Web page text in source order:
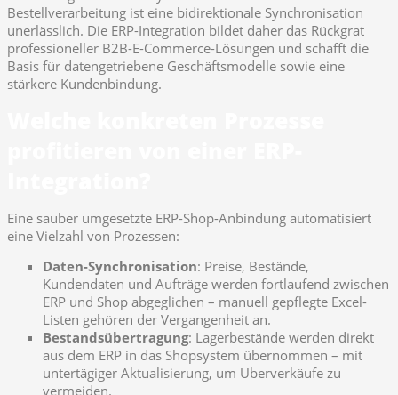
Bestellverarbeitung ist eine bidirektionale Synchronisation
unerlässlich. Die ERP-Integration bildet daher das Rückgrat
professioneller B2B-E-Commerce-Lösungen und schafft die
Basis für datengetriebene Geschäftsmodelle sowie eine
stärkere Kundenbindung.
Eine sauber umgesetzte ERP-Shop-Anbindung automatisiert
eine Vielzahl von Prozessen:
Daten-Synchronisation: Preise, Bestände,
Kundendaten und Aufträge werden fortlaufend zwischen
ERP und Shop abgeglichen – manuell gepflegte Excel-
Listen gehören der Vergangenheit an.
Bestandsübertragung: Lagerbestände werden direkt
aus dem ERP in das Shopsystem übernommen – mit
untertägiger Aktualisierung, um Überverkäufe zu
vermeiden.